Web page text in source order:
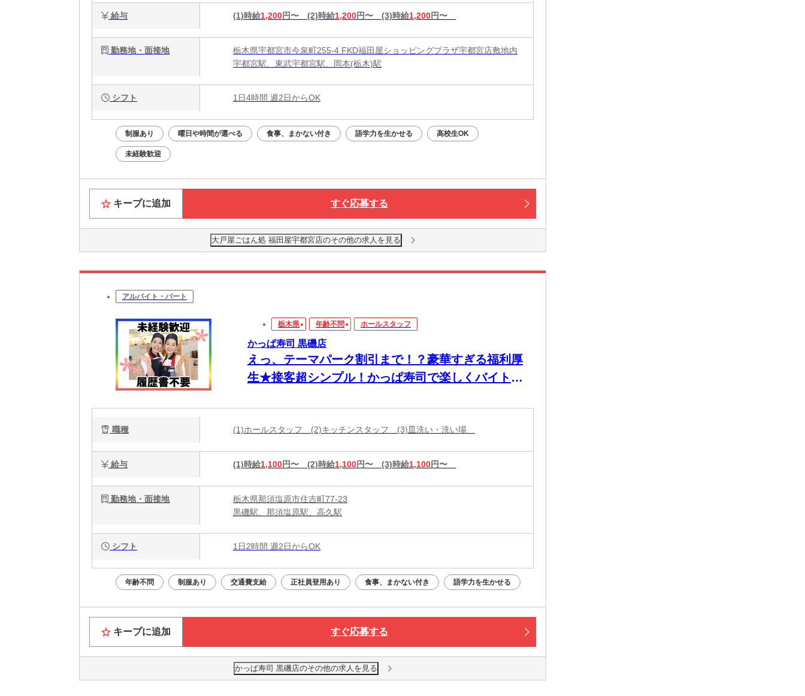
給与 (1)時給1,200円〜 (2)時給1,200円〜 (3)時給1,200円〜
勤務地・面接地
栃木県宇都宮市今泉町255-4 FKD福田屋ショッピングプラザ宇都宮店敷地内
宇都宮駅、東武宇都宮駅、岡本(栃木)駅
シフト 1日4時間 週2日からOK
制服あり 曜日や時間が選べる 食事、まかない付き 語学力を生かせる 高校生OK
未経験歓迎
キープに追加 すぐ応募する
大戸屋ごはん処 福田屋宇都宮店のその他の求人を見る
アルバイト・パート
栃木県 年齢不問 ホールスタッフ
かっぱ寿司 黒磯店
えっ、テーマパーク割引まで！？豪華すぎる福利厚
生★接客超シンプル！かっぱ寿司で楽しくバイトデ
職種 (1)ホールスタッフ (2)キッチンスタッフ (3)皿洗い・洗い場
給与 (1)時給1,100円〜 (2)時給1,100円〜 (3)時給1,100円〜
勤務地・面接地
栃木県那須塩原市住吉町77-23
黒磯駅、那須塩原駅、高久駅
シフト 1日2時間 週2日からOK
年齢不問 制服あり 交通費支給 正社員登用あり 食事、まかない付き 語学力を生かせる
キープに追加 すぐ応募する
かっぱ寿司 黒磯店のその他の求人を見る